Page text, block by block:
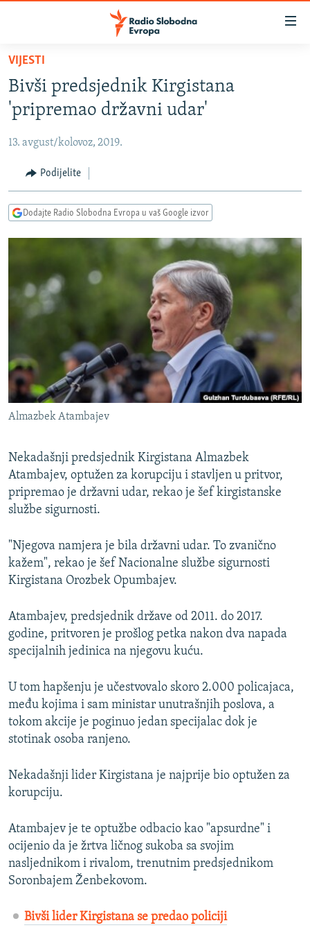
Pređite
glavni
sadržaj
Pređite
na
navigaciju
Pređite
na
BOSNA I HERCEGOVINA
SRBIJA
KOSOVO
CRNA GORA
VIDEO
INFOGRAFIKE
PODCASTI
KINA NA BALKANU
RSE PRIČE IZ SVIJETA
DNEVNO@RSE
SPECIJALI RSE
VIŠE OD NASLOVA
GENOCID U SREBRENICI
POPLAVE I KLIZIŠTA U BIH 2024.
TV LIBERTY
POST SCRIPTUM
TRI DECENIJE OD RATA U BIH
SVE KARTE DEJTONA
PRATITE NAS
Sve RFE/RL stranice
VIJESTI
Bivši predsjednik Kirgistana
'pripremao državni udar'
13. avgust/kolovoz, 2019.
Podijelite
Dodajte Radio Slobodna Evropa u vaš Google izvor
Almazbek Atambajev
Nekadašnji predsjednik Kirgistana Almazbek
Atambajev, optužen za korupciju i stavljen u pritvor,
pripremao je državni udar, rekao je šef kirgistanske
službe sigurnosti.
"Njegova namjera je bila državni udar. To zvanično
kažem", rekao je šef Nacionalne službe sigurnosti
Kirgistana Orozbek Opumbajev.
Atambajev, predsjednik države od 2011. do 2017.
godine, pritvoren je prošlog petka nakon dva napada
specijalnih jedinica na njegovu kuću.
U tom hapšenju je učestvovalo skoro 2.000 policajaca,
među kojima i sam ministar unutrašnjih poslova, a
tokom akcije je poginuo jedan specijalac dok je
stotinak osoba ranjeno.
Nekadašnji lider Kirgistana je najprije bio optužen za
korupciju.
Atambajev je te optužbe odbacio kao "apsurdne" i
ocijenio da je žrtva ličnog sukoba sa svojim
nasljednikom i rivalom, trenutnim predsjednikom
Soronbajem Ženbekovom.
Bivši lider Kirgistana se predao policiji